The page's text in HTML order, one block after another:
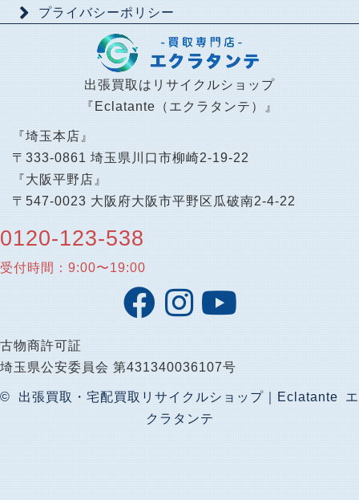
プライバシーポリシー
出張買取はリサイクルショップ
『Eclatante（エクラタンテ）』
『埼玉本店』
〒333-0861 埼玉県川口市柳崎2-19-22
『大阪平野店』
〒547-0023 大阪府大阪市平野区瓜破南2-4-22
0120-123-538
受付時間：9:00〜19:00
古物商許可証
埼玉県公安委員会 第431340036107号
© 出張買取・宅配買取リサイクルショップ｜Eclatante エ
クラタンテ